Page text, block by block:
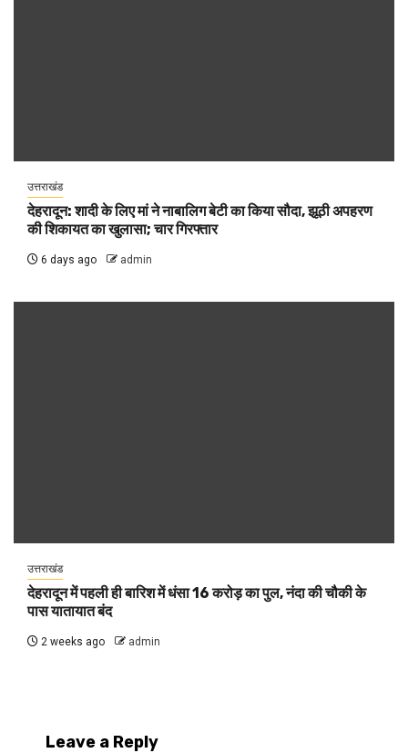
उत्तराखंड
देहरादून: शादी के लिए मां ने नाबालिग बेटी का किया सौदा, झूठी अपहरण
की शिकायत का खुलासा; चार गिरफ्तार
6 days ago admin
उत्तराखंड
देहरादून में पहली ही बारिश में धंसा 16 करोड़ का पुल, नंदा की चौकी के
पास यातायात बंद
2 weeks ago admin
Leave a Reply